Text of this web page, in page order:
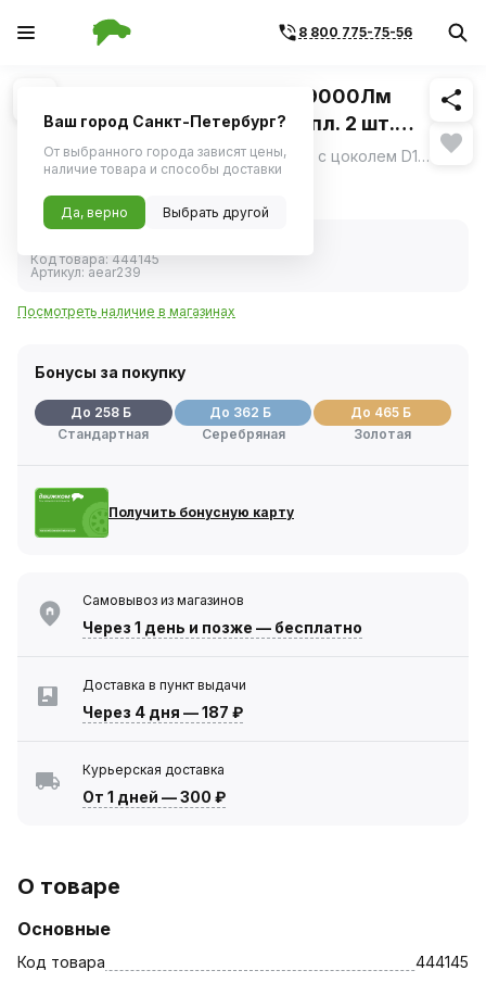
8 800 775-75-56
1/5 Похожие
Светодиод D1S D-LED, 42Вт, 9000Лм
(4500Лм x 2), 6500К, 12В, кмпл. 2 шт.
(AIRLINE)
Светодиодные лампы AIRLINE AEAR239 с цоколем D1S — современное решение для линзованной оптики. ещё
Код товара:444145
Артикул: aear239
Посмотреть наличие в магазинах
Бонусы за покупку
До 258 Б
Стандартная
До 362 Б
Серебряная
До 465 Б
Золотая
Получить бонусную карту
Самовывоз из магазинов
Через 1 день и позже — бесплатно
Доставка в пункт выдачи
Через 4 дня —187 ₽
Курьерская доставка
От 1 дней —300 ₽
О товаре
Основные
Код товара 444145
Ваш город Санкт-Петербург?
От выбранного города зависят цены,
наличие товара и способы доставки
Да, верно Выбрать другой